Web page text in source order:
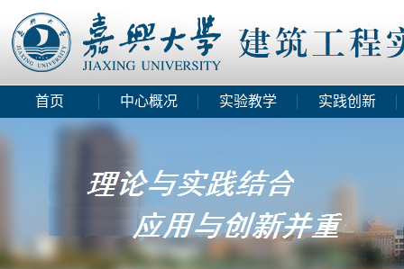
首页 中心概况 实验教学 实践创新